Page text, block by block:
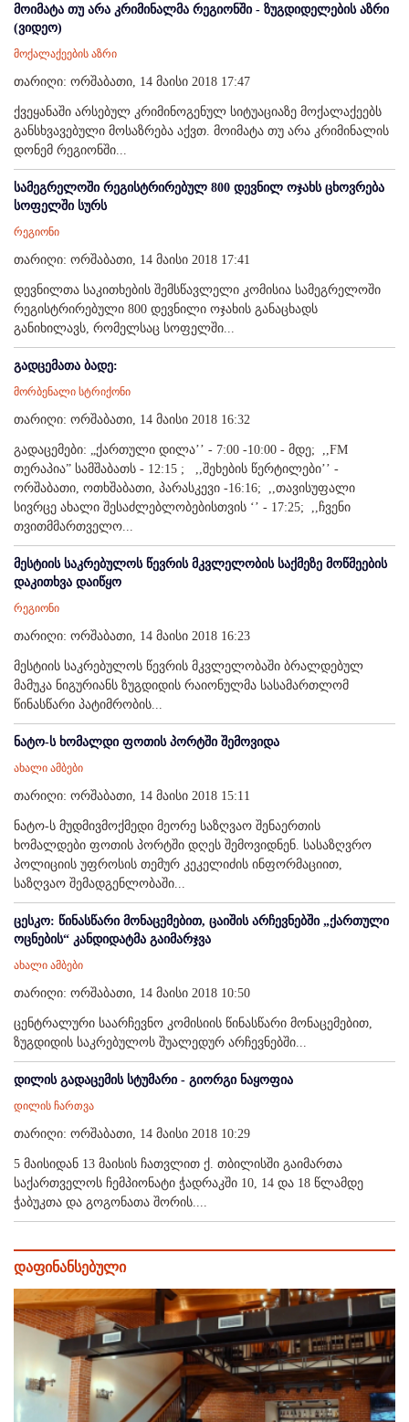
მოიმატა თუ არა კრიმინალმა რეგიონში - ზუგდიდელების აზრი
(ვიდეო)
მოქალაქეების აზრი
თარიღი: ორშაბათი, 14 მაისი 2018 17:47
ქვეყანაში არსებულ კრიმინოგენულ სიტუაციაზე მოქალაქეებს
განსხვავებული მოსაზრება აქვთ. მოიმატა თუ არა კრიმინალის
დონემ რეგიონში...
სამეგრელოში რეგისტრირებულ 800 დევნილ ოჯახს ცხოვრება
სოფელში სურს
რეგიონი
თარიღი: ორშაბათი, 14 მაისი 2018 17:41
დევნილთა საკითხების შემსწავლელი კომისია სამეგრელოში
რეგისტრირებული 800 დევნილი ოჯახის განაცხადს
განიხილავს, რომელსაც სოფელში...
გადცემათა ბადე:
მორბენალი სტრიქონი
თარიღი: ორშაბათი, 14 მაისი 2018 16:32
გადაცემები: „ქართული დილა’’ - 7:00 -10:00 - მდე; ,,FM
თერაპია” სამშაბათს - 12:15 ; ,,შეხების წერტილები’’ -
ორშაბათი, ოთხშაბათი, პარასკევი -16:16; ,,თავისუფალი
სივრცე ახალი შესაძლებლობებისთვის ‘’ - 17:25; ,,ჩვენი
თვითმმართველო...
მესტიის საკრებულოს წევრის მკვლელობის საქმეზე მოწმეების
დაკითხვა დაიწყო
რეგიონი
თარიღი: ორშაბათი, 14 მაისი 2018 16:23
მესტიის საკრებულოს წევრის მკვლელობაში ბრალდებულ
მამუკა ნიგურიანს ზუგდიდის რაიონულმა სასამართლომ
წინასწარი პატიმრობის...
ნატო-ს ხომალდი ფოთის პორტში შემოვიდა
ახალი ამბები
თარიღი: ორშაბათი, 14 მაისი 2018 15:11
ნატო-ს მუდმივმოქმედი მეორე საზღვაო შენაერთის
ხომალდები ფოთის პორტში დღეს შემოვიდნენ. სასაზღვრო
პოლიციის უფროსის თემურ კეკელიძის ინფორმაციით,
საზღვაო შემადგენლობაში...
ცესკო: წინასწარი მონაცემებით, ცაიშის არჩევნებში „ქართული
ოცნების“ კანდიდატმა გაიმარჯვა
ახალი ამბები
თარიღი: ორშაბათი, 14 მაისი 2018 10:50
ცენტრალური საარჩევნო კომისიის წინასწარი მონაცემებით,
ზუგდიდის საკრებულოს შუალედურ არჩევნებში...
დილის გადაცემის სტუმარი - გიორგი ნაყოფია
დილის ჩართვა
თარიღი: ორშაბათი, 14 მაისი 2018 10:29
5 მაისიდან 13 მაისის ჩათვლით ქ. თბილისში გაიმართა
საქართველოს ჩემპიონატი ჭადრაკში 10, 14 და 18 წლამდე
ჭაბუკთა და გოგონათა შორის....
დაფინანსებული